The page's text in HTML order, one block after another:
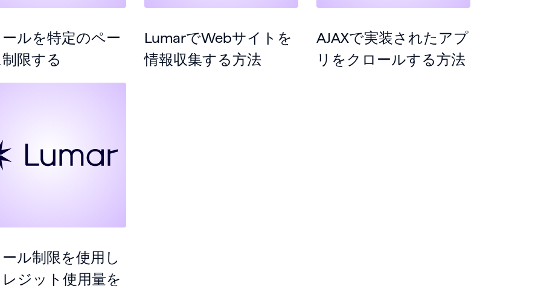
ルを特定のペー
限する
LumarでWebサイトを
情報収集する方法
AJAXで実装されたアプ
リをクロールする方法
ル制限を使用し
ジット使用量を